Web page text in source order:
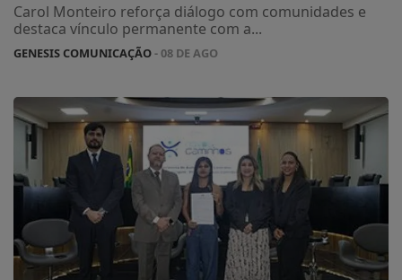
Carol Monteiro reforça diálogo com comunidades e
destaca vínculo permanente com a...
GENESIS COMUNICAÇÃO- 08 DE AGO